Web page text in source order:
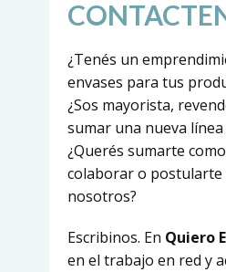
¿Tenés un
envases para tus
¿Sos mayorista,
sumar una nueva
¿Querés sumarte
colaborar o postularte
nosotros?
Escribinos. En Quiero
en el trabajo en red y